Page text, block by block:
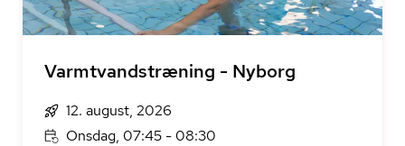
Varmtvandstræning - Nyborg
12. august, 2026
Onsdag, 07:45 - 08:30